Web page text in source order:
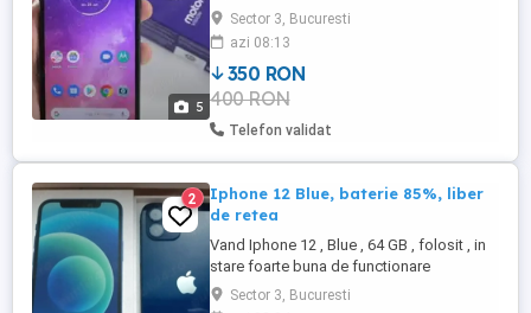
5
Android Conectivitate Bluetooth Wi-Fi GPS
NFC Versiune Bluetooth 5.0 Amprenta
Senzor de proximitate Senzor de lumina
Pachet complet: cutie, alimentator,
manual. Dimensiuni 71.2 x 8.7 x 160.1 mm
Greutate 180 g Dimensiune ecran ...
Sector 3, Bucuresti
azi 08:13
350 RON
400 RON
Telefon validat
2
Iphone 12 Blue, baterie 85%, liber
de retea
Vand Iphone 12 , Blue , 64 GB , folosit , in
stare foarte buna de functionare
Capacitatea bateriei la 85% Se vinde cu
incarcator , cablu de incarcare, husa negra
Sector 3, Bucuresti